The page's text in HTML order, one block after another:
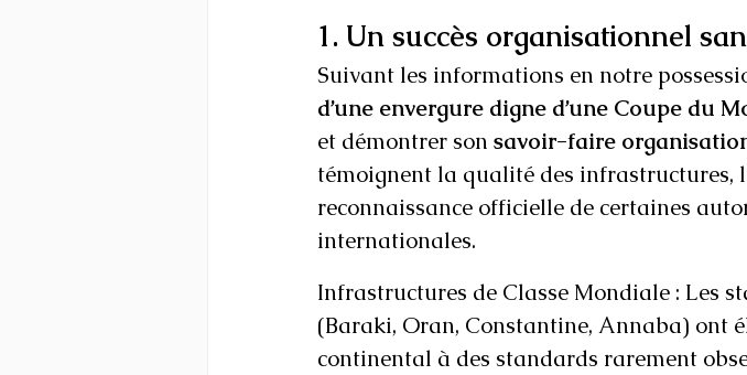
1. Un succès organisationnel
Suivant les informations en notre
d’une envergure digne d’une Coupe du
et démontrer son savoir-faire
témoignent la qualité des infrastructures,
reconnaissance officielle de certaines
internationales.
Infrastructures de Classe Mondiale : Les
(Baraki, Oran, Constantine, Annaba) ont
continental à des standards rarement